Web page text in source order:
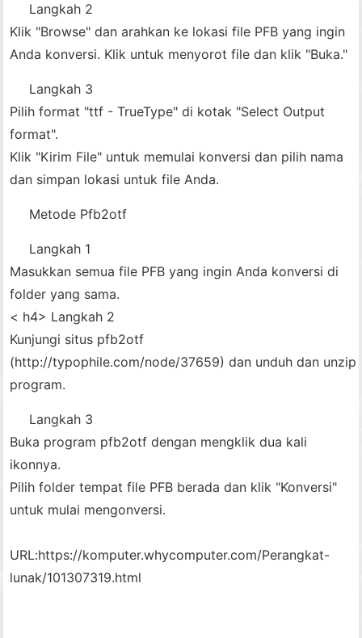
Langkah 2
Klik "Browse" dan arahkan ke lokasi file PFB yang ingin
Anda konversi. Klik untuk menyorot file dan klik "Buka."
Langkah 3
Pilih format "ttf - TrueType" di kotak "Select Output
format".
Klik "Kirim File" untuk memulai konversi dan pilih nama
dan simpan lokasi untuk file Anda.
Metode Pfb2otf
Langkah 1
Masukkan semua file PFB yang ingin Anda konversi di
folder yang sama.
< h4> Langkah 2
Kunjungi situs pfb2otf
(http://typophile.com/node/37659) dan unduh dan unzip
program.
Langkah 3
Buka program pfb2otf dengan mengklik dua kali
ikonnya.
Pilih folder tempat file PFB berada dan klik "Konversi"
untuk mulai mengonversi.
URL:https://komputer.whycomputer.com/Perangkat-
lunak/101307319.html